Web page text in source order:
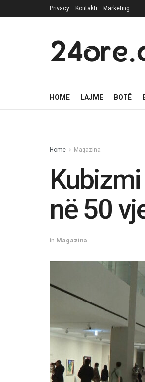
Privacy Kontakti Marketing
HOME LAJME BOTË
Home Magazina
në 50
in Magazina